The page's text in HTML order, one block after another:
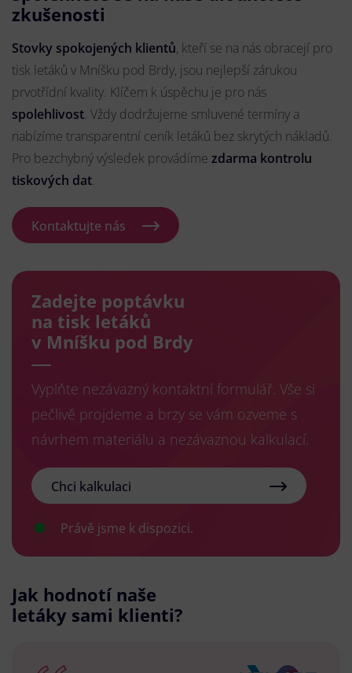
zkušenosti
Stovky spokojených klientů, kteří se na nás obracejí pro
tisk letáků v Mníšku pod Brdy, jsou nejlepší zárukou
prvotřídní kvality. Klíčem k úspěchu je pro nás
spolehlivost. Vždy dodržujeme smluvené termíny a
nabízíme transparentní ceník letáků bez skrytých nákladů.
Pro bezchybný výsledek provádíme zdarma kontrolu
tiskových dat.
Kontaktujte nás
Zadejte poptávku
na tisk letáků
v Mníšku pod Brdy
Vyplňte nezávazný kontaktní formulář. Vše si
pečlivě projdeme a brzy se vám ozveme s
návrhem materiálu a nezávaznou kalkulací.
Chci kalkulaci
Právě jsme k dispozici.
Jak hodnotí naše
letáky sami klienti?